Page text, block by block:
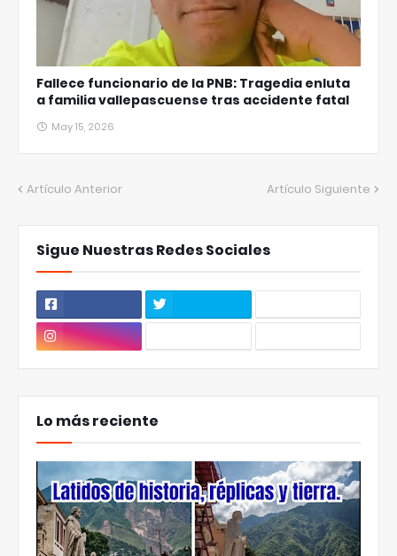
Fallece funcionario de la PNB: Tragedia enluta
a familia vallepascuense tras accidente fatal
May 15, 2026
Artículo Anterior Artículo Siguiente
Sigue Nuestras Redes Sociales
Lo más reciente